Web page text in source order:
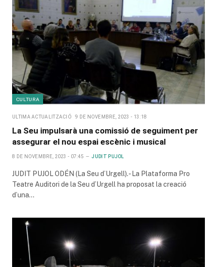
CULTURA
ULTIMA ACTUALITZACIÓ 9 DE NOVEMBRE, 2023 - 13:18
La Seu impulsarà una comissió de seguiment per
assegurar el nou espai escènic i musical
8 DE NOVEMBRE, 2023 - 07:45 JUDIT PUJOL
JUDIT PUJOL ODÉN (La Seu d’Urgell).- La Plataforma Pro
Teatre Auditori de la Seu d’Urgell ha proposat la creació
d’una…